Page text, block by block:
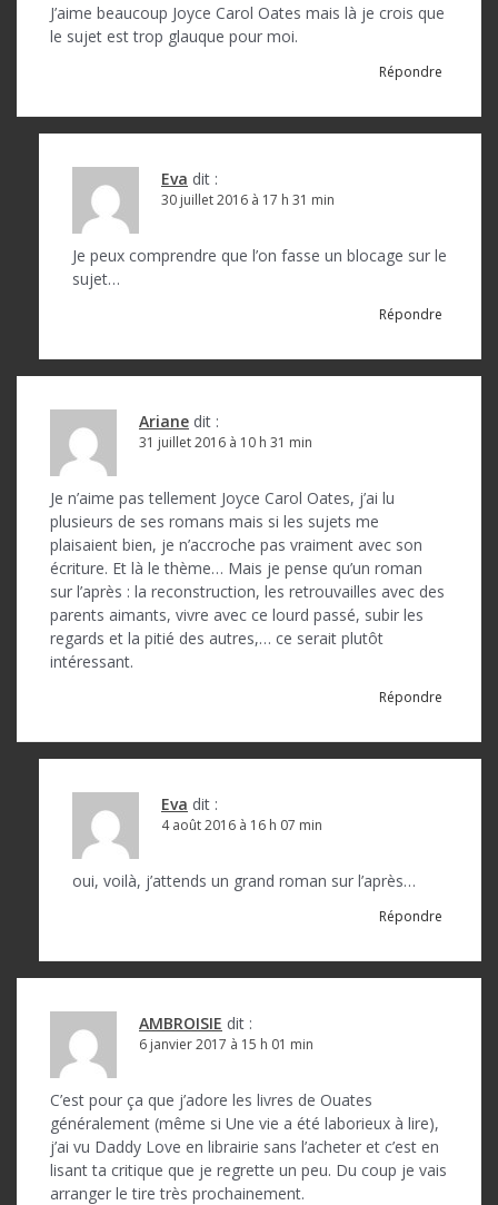
J’aime beaucoup Joyce Carol Oates mais là je crois que
le sujet est trop glauque pour moi.
Répondre
Eva dit :
30 juillet 2016 à 17 h 31 min
Je peux comprendre que l’on fasse un blocage sur le
sujet…
Répondre
Ariane dit :
31 juillet 2016 à 10 h 31 min
Je n’aime pas tellement Joyce Carol Oates, j’ai lu
plusieurs de ses romans mais si les sujets me
plaisaient bien, je n’accroche pas vraiment avec son
écriture. Et là le thème… Mais je pense qu’un roman
sur l’après : la reconstruction, les retrouvailles avec des
parents aimants, vivre avec ce lourd passé, subir les
regards et la pitié des autres,… ce serait plutôt
intéressant.
Répondre
Eva dit :
4 août 2016 à 16 h 07 min
oui, voilà, j’attends un grand roman sur l’après…
Répondre
AMBROISIE dit :
6 janvier 2017 à 15 h 01 min
C’est pour ça que j’adore les livres de Ouates
généralement (même si Une vie a été laborieux à lire),
j’ai vu Daddy Love en librairie sans l’acheter et c’est en
lisant ta critique que je regrette un peu. Du coup je vais
arranger le tire très prochainement.